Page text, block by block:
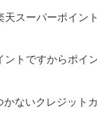
スーパーポイン
トですからポイ
ないクレジット